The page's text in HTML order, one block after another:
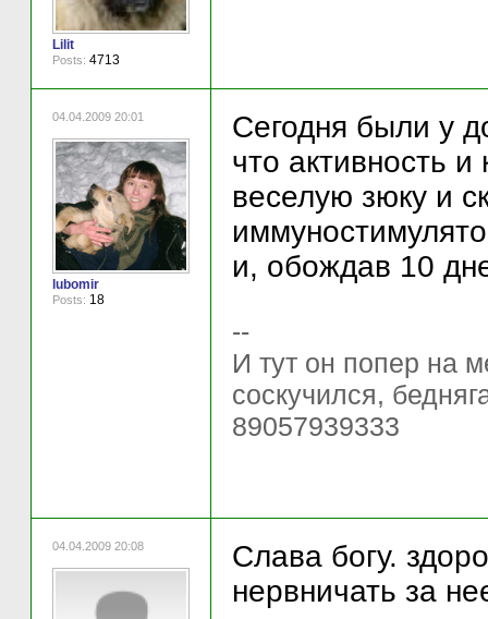
Lilit
Posts: 4713
04.04.2009 20:01
lubomir
Posts: 18
Сегодня были у
что активность
веселую зюку и
и, обождав 10
--
И тут он попер на
соскучился,
89057939333
04.04.2009 20:08
Слава богу.
нервничать за